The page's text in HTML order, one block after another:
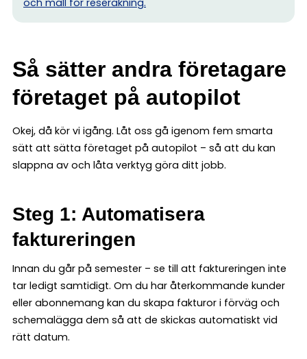
Så sätter andra företagare
företaget på autopilot
Okej, då kör vi igång. Låt oss gå igenom fem smarta
sätt att sätta företaget på autopilot – så att du kan
slappna av och låta verktyg göra ditt jobb.
Steg 1: Automatisera
faktureringen
Innan du går på semester – se till att faktureringen inte
tar ledigt samtidigt. Om du har återkommande kunder
eller abonnemang kan du skapa fakturor i förväg och
schemalägga dem så att de skickas automatiskt vid
rätt datum.